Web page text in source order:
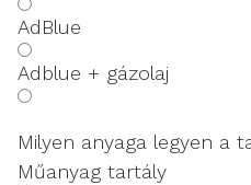
AdBlue
Adblue + gázolaj
Milyen anyaga legyen a
Műanyag tartály